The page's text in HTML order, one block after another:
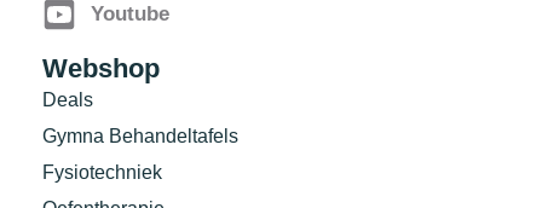
Youtube
Webshop
Deals
Gymna Behandeltafels
Fysiotechniek